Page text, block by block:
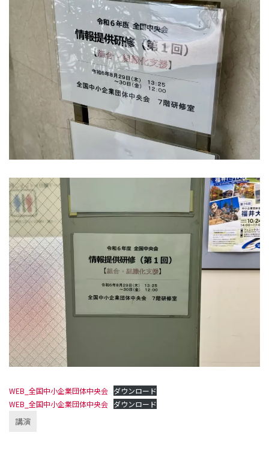
WEB_全国中小企業団体中央会 ダウンロード
WEB_全国中小企業団体中央会 ダウンロード
講演